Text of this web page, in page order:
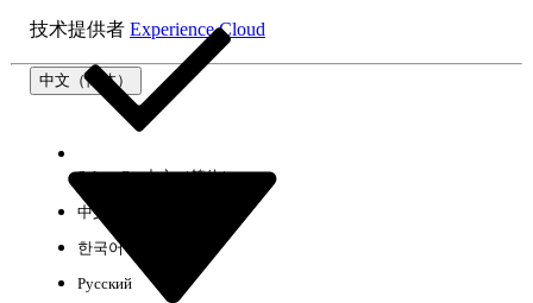
技术提供者 Experience Cloud
中文（简体）
Select Org中文（简体）
中文（繁体）
한국어
Русский